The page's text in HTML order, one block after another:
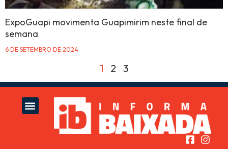
ExpoGuapi movimenta Guapimirim neste final de
semana
6 DE SETEMBRO DE 2024
1 2 3